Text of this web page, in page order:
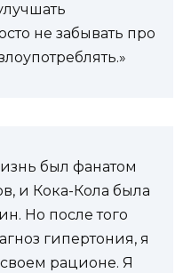
не забывать про
был фанатом
и Кока-Кола была
Но после того
гипертония, я
рационе. Я